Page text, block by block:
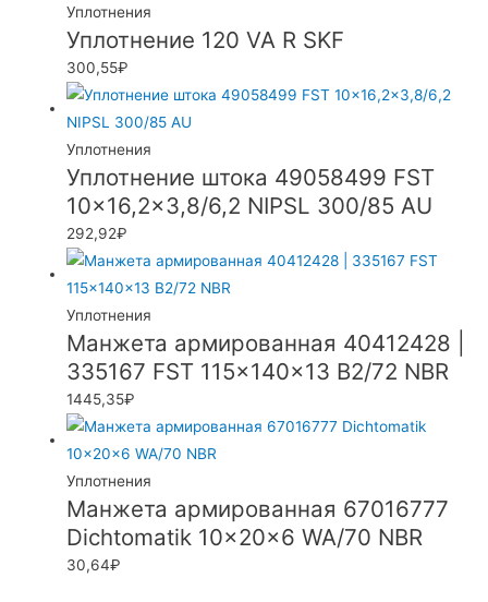
Уплотнения
Уплотнение 120 VA R SKF
300,55₽
Уплотнения
Уплотнение штока 49058499 FST
10×16,2×3,8/6,2 NIPSL 300/85 AU
292,92₽
Уплотнения
Манжета армированная 40412428 |
335167 FST 115x140x13 B2/72 NBR
1445,35₽
Уплотнения
Манжета армированная 67016777
Dichtomatik 10x20x6 WA/70 NBR
30,64₽